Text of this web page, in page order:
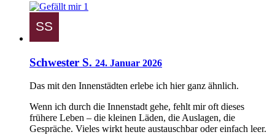
1
Schwester S. 24. Januar 2026
Das mit den Innenstädten erlebe ich hier ganz ähnlich.
Wenn ich durch die Innenstadt gehe, fehlt mir oft dieses
frühere Leben – die kleinen Läden, die Auslagen, die
Gespräche. Vieles wirkt heute austauschbar oder einfach leer.